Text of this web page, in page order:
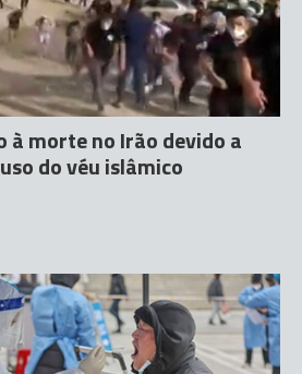
à morte no Irão devido a
do véu islâmico